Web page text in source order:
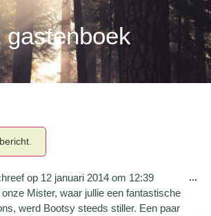
gastenboek
op 12 januari 2014 om 12:39
Mister, waar jullie een fantastische
werd Bootsy steeds stiller. Een paar
...